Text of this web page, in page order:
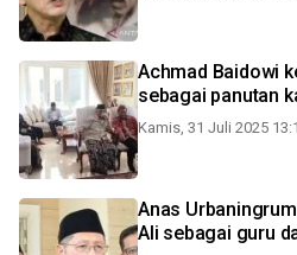
Achmad Baidowi
sebagai panutan
Kamis, 31 Juli 2025
Anas
Ali sebagai guru